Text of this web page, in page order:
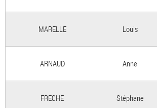
MARELLE Louis
ARNAUD Anne
FRECHE Stéphane